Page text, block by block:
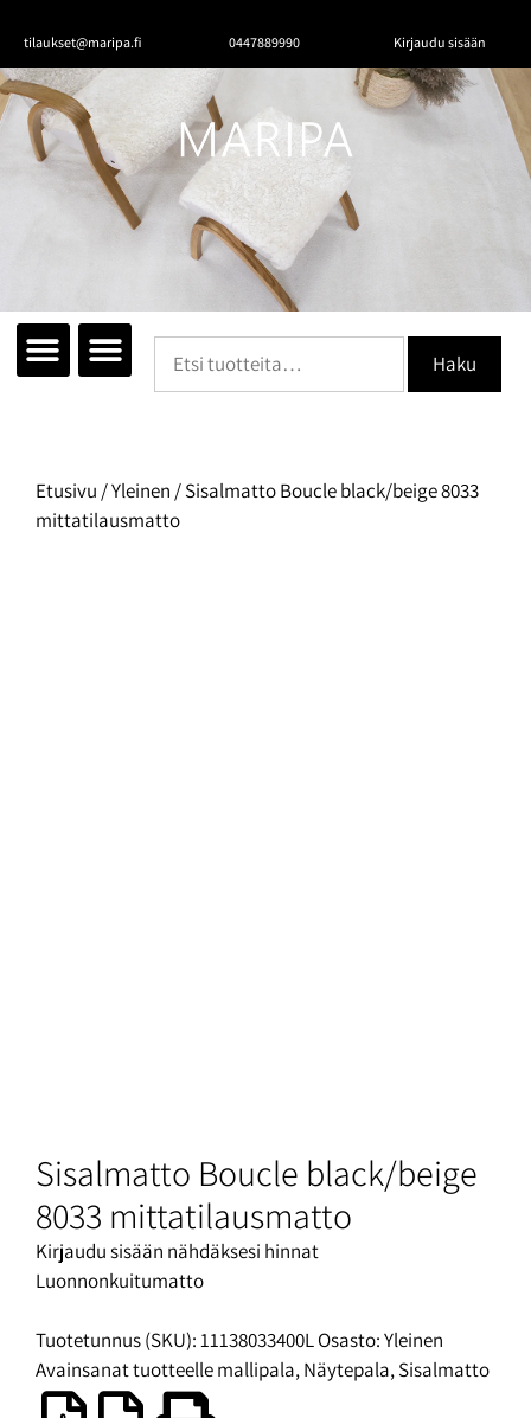
tilaukset@maripa.fi 0447889990 Kirjaudu sisään
Haku
Etusivu /Yleinen / Sisalmatto Boucle black/beige 8033
mittatilausmatto
Sisalmatto Boucle black/beige
8033 mittatilausmatto
Kirjaudu sisään nähdäksesi hinnat
Luonnonkuitumatto
Tuotetunnus (SKU):11138033400LOsasto:Yleinen
Avainsanat tuotteellemallipala,Näytepala,Sisalmatto